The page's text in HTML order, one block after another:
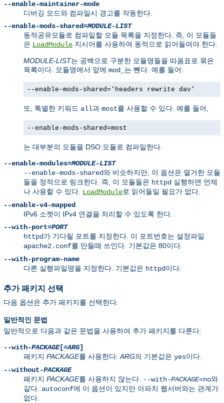
--enable-maintainer-mode
디버깅 모드와 컴파일시 경고를 작동한다.
--enable-mods-shared=MODULE-LIST
동적공유모듈로 컴파일할 모듈 목록을 지정한다. 즉, 이 모듈들
은 LoadModule 지시어를 사용하여 동적으로 읽어들여야 한다.
MODULE-LIST는 공백으로 구분한 모듈명들을 따옴표로 묶은
목록이다. 모듈명에서 앞에 mod_ 는 뺀다. 예를 들어:
--enable-mods-shared='headers rewrite dav'
또, 특별한 키워드 all과 most를 사용할 수 있다. 예를 들어,
--enable-mods-shared=most
는 대부분의 모듈을 DSO 모듈로 컴파일한다.
--enable-modules=MODULE-LIST
--enable-mods-shared와 비슷하지만, 이 옵션은 열거한 모듈
들을 정적으로 링크한다. 즉, 이 모듈들은 httpd 실행하면 언제
나 사용할 수 있다. LoadModule로 읽어들일 필요가 없다.
--enable-v4-mapped
IPv6 소켓이 IPv4 연결을 처리할 수 있도록 한다.
--with-port=PORT
httpd가 기다릴 포트를 지정한다. 이 포트번호는 설정파일
apache2.conf를 만들때 쓰인다. 기본값은 80이다.
--with-program-name
다른 실행파일명을 지정한다. 기본값은 httpd이다.
추가 패키지 선택
다음 옵션은 추가 패키지를 선택한다.
일반적인 문법
일반적으로 다음과 같은 문법을 사용하여 추가 패키지를 다룬다:
--with-PACKAGE[=ARG]
패키지 PACKAGE를 사용한다. ARG의 기본값은 yes이다.
--without-PACKAGE
패키지 PACKAGE를 사용하지 않는다. --with-PACKAGE=no와
같다. autoconf에 이 옵션이 있지만 아파치 웹서버와는 관계가
없다.